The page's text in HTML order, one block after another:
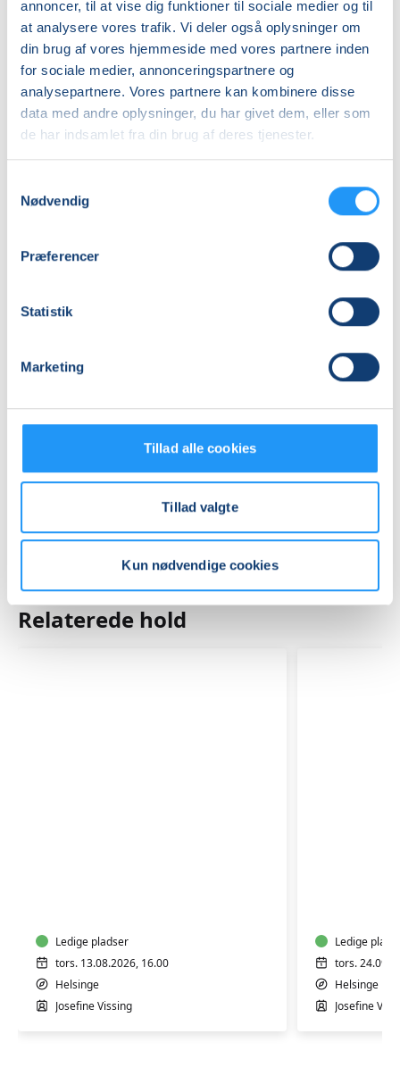
annoncer, til at vise dig funktioner til sociale medier og til
at analysere vores trafik. Vi deler også oplysninger om
din brug af vores hjemmeside med vores partnere inden
for sociale medier, annonceringspartnere og
analysepartnere. Vores partnere kan kombinere disse
data med andre oplysninger, du har givet dem, eller som
de har indsamlet fra din brug af deres tjenester.
Nødvendig
Præferencer
Statistik
Marketing
Tillad alle cookies
Tillad valgte
Kun nødvendige cookies
Info
Nummer
262080
Første mødegang
lørdag 15.08.2026, kl. 09.30 - 10.20
lørdag 19.09.2026, kl. 09.30 - 10.20
6mødegange
Hundetræningsbanen . Stenlands, Østergade 107,
Relaterede hold
fre
9-
16
uger
Ledige pladser
tors. 13.08.2026, 16.00
Helsinge
Josefine Vissing
fre
9-
16
uger
Ledige
tors.
Helsinge
Josefine